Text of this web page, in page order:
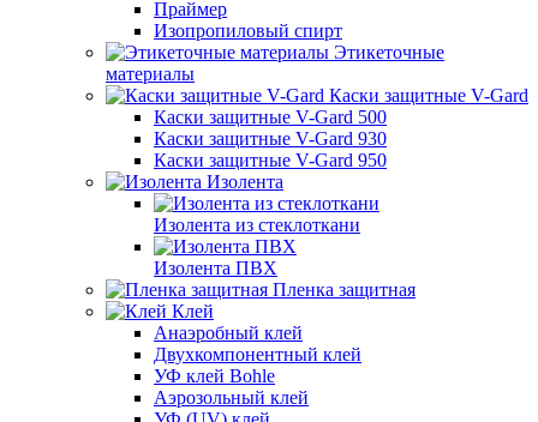
Праймер
Изопропиловый спирт
Этикеточные
материалы
Каски защитные V-Gard
Каски защитные V-Gard 500
Каски защитные V-Gard 930
Каски защитные V-Gard 950
Изолента
Изолента из стеклоткани
Изолента ПВХ
Пленка защитная
Клей
Анаэробный клей
Двухкомпонентный клей
УФ клей Bohle
Аэрозольный клей